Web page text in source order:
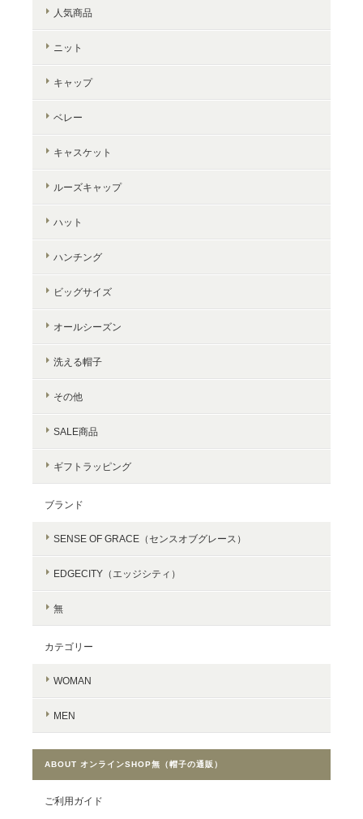
人気商品
ニット
キャップ
ベレー
キャスケット
ルーズキャップ
ハット
ハンチング
ビッグサイズ
オールシーズン
洗える帽子
その他
SALE商品
ギフトラッピング
ブランド
SENSE OF GRACE（センスオブグレース）
EDGECITY（エッジシティ）
無
カテゴリー
WOMAN
MEN
ABOUT オンラインSHOP無（帽子の通販）
ご利用ガイド